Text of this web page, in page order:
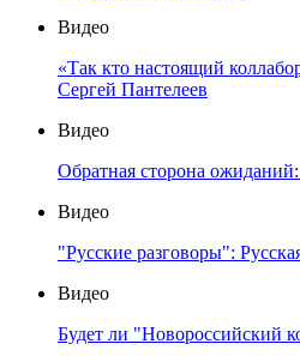
Видео
«Так кто настоящий
Сергей Пантелеев
Видео
Обратная сторона
Видео
"Русские разговоры":
Видео
Будет ли "Новороссийский